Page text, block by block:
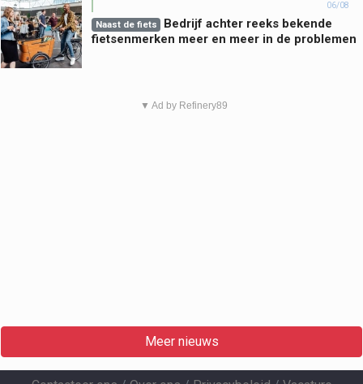
06/08
Naast de fiets
Bedrijf achter reeks bekende
fietsenmerken meer en meer in de problemen
▼ Ad by Refinery89
Meer nieuws